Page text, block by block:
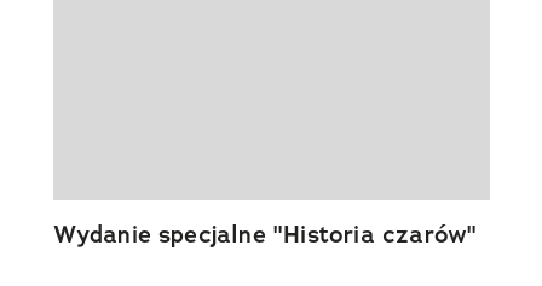
Wydanie specjalne "Historia czarów"